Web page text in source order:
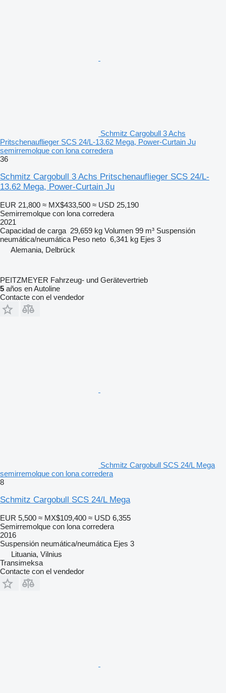
Schmitz Cargobull 3 Achs
Pritschenauflieger SCS 24/L-13.62 Mega, Power-Curtain Ju
semirremolque con lona corredera
36
Schmitz Cargobull 3 Achs Pritschenauflieger SCS 24/L-
13.62 Mega, Power-Curtain Ju
EUR 21,800 ≈ MX$433,500 ≈ USD 25,190
Semirremolque con lona corredera
2021
Capacidad de carga 29,659 kg Volumen 99 m³ Suspensión
neumática/neumática Peso neto 6,341 kg Ejes 3
Alemania, Delbrück
PEITZMEYER Fahrzeug- und Gerätevertrieb
5 años en Autoline
Contacte con el vendedor
Schmitz Cargobull SCS 24/L Mega
semirremolque con lona corredera
8
Schmitz Cargobull SCS 24/L Mega
EUR 5,500 ≈ MX$109,400 ≈ USD 6,355
Semirremolque con lona corredera
2016
Suspensión neumática/neumática Ejes 3
Lituania, Vilnius
Transimeksa
Contacte con el vendedor